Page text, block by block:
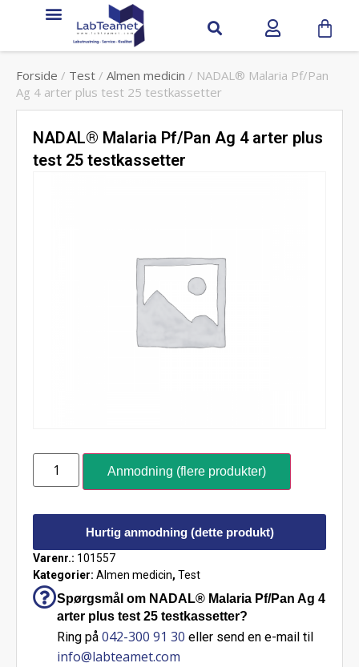
Forside / Test / Almen medicin / NADAL® Malaria Pf/Pan
Ag 4 arter plus test 25 testkassetter
NADAL® Malaria Pf/Pan Ag 4 arter plus
test 25 testkassetter
Anmodning (flere produkter)
Hurtig anmodning (dette produkt)
Varenr.: 101557
Kategorier: Almen medicin, Test
Spørgsmål om NADAL® Malaria Pf/Pan Ag 4
arter plus test 25 testkassetter?
Ring på 042-300 91 30 eller send en e-mail til
info@labteamet.com